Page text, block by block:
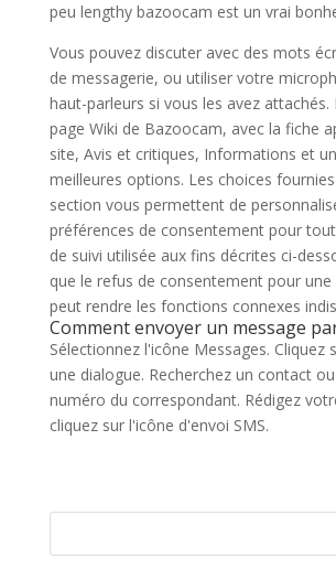
peu lengthy bazoocam est un vrai
Vous pouvez discuter avec des mots
de messagerie, ou utiliser votre
haut-parleurs si vous les avez attachés.
page Wiki de Bazoocam, avec la fiche
site, Avis et critiques, Informations et
meilleures options. Les choices
section vous permettent de
préférences de consentement pour
de suivi utilisée aux fins décrites ci-
que le refus de consentement pour
peut rendre les fonctions connexes
Comment envoyer un message
Sélectionnez l'icône Messages. Cliquez
une dialogue. Recherchez un contact
numéro du correspondant. Rédigez
cliquez sur l'icône d'envoi SMS.